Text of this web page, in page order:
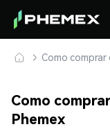
Como
Como
Phemex